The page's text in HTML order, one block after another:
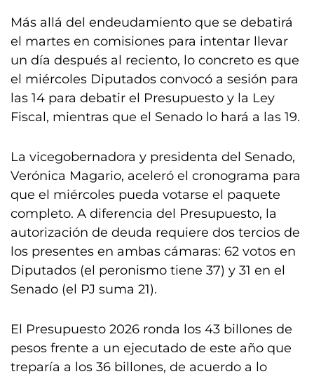
Más allá del endeudamiento que se debatirá
el martes en comisiones para intentar llevar
un día después al reciento, lo concreto es que
el miércoles Diputados convocó a sesión para
las 14 para debatir el Presupuesto y la Ley
Fiscal, mientras que el Senado lo hará a las 19.
La vicegobernadora y presidenta del Senado,
Verónica Magario, aceleró el cronograma para
que el miércoles pueda votarse el paquete
completo. A diferencia del Presupuesto, la
autorización de deuda requiere dos tercios de
los presentes en ambas cámaras: 62 votos en
Diputados (el peronismo tiene 37) y 31 en el
Senado (el PJ suma 21).
El Presupuesto 2026 ronda los 43 billones de
pesos frente a un ejecutado de este año que
treparía a los 36 billones, de acuerdo a lo